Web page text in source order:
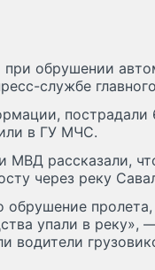
при обрушении
службе
в ГУ МЧС.
МВД рассказали,
через реку
обрушение
упали в реку»,
водители